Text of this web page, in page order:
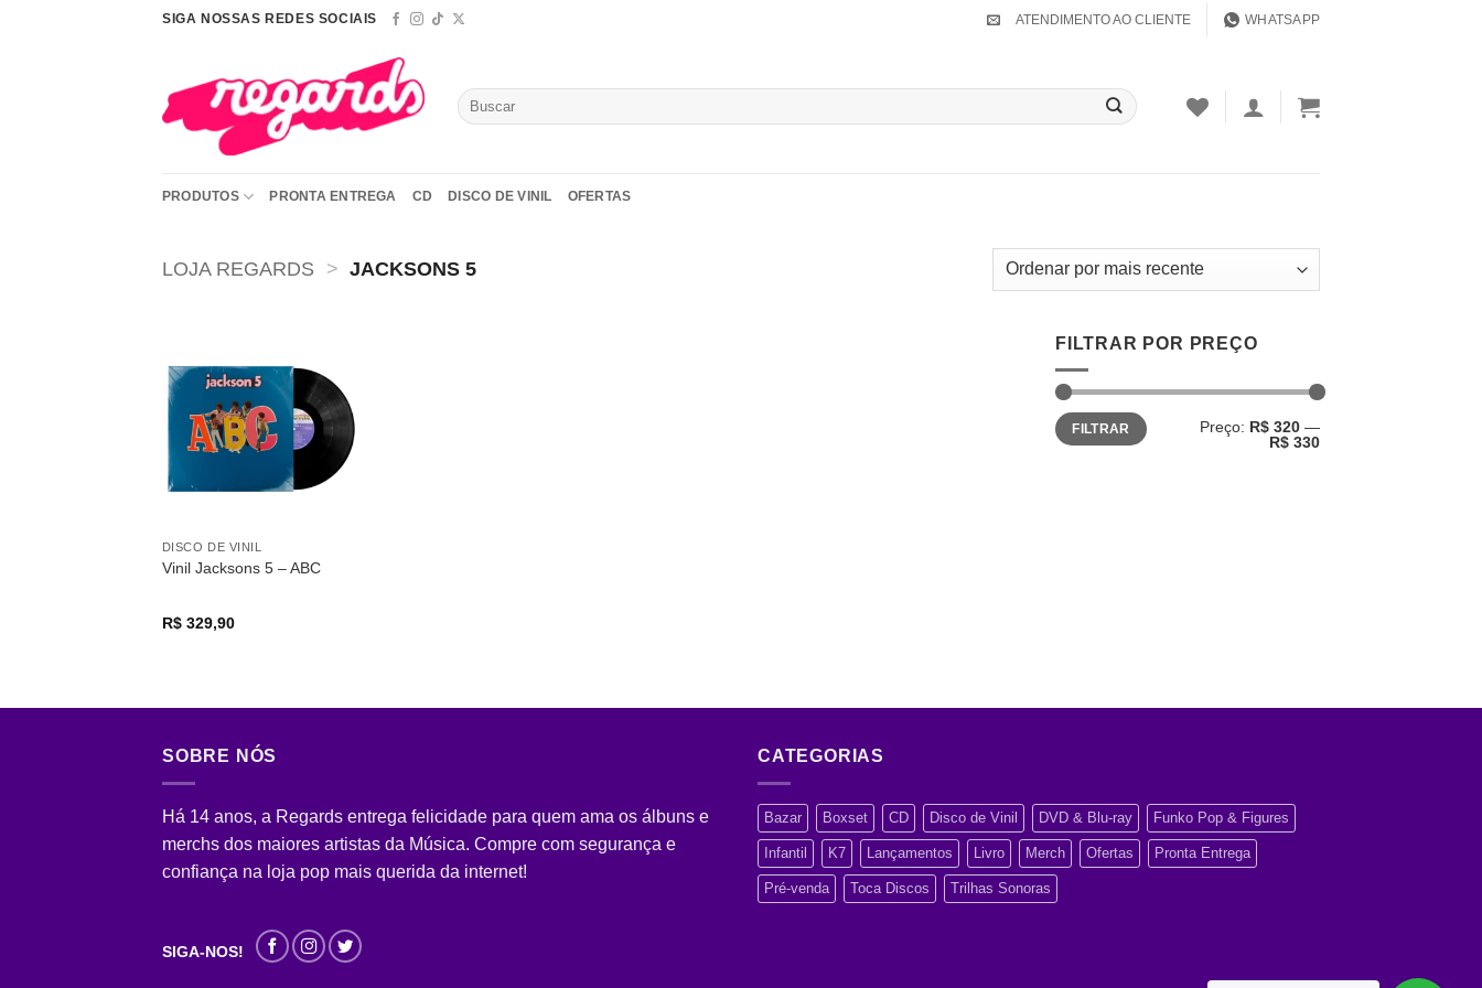
SIGA NOSSAS REDES SOCIAIS ATENDIMENTO AO CLIENTE WHATSAPP
Pesquisar
por:
PRODUTOS PRONTA ENTREGA CD DISCO DE VINIL OFERTAS
LOJA REGARDS > JACKSONS 5
Adicionar
a lista de
desejos
DISCO DE VINIL
Vinil Jacksons 5 – ABC
R$329,90
FILTRAR POR PREÇO
Preço
mínimo
Preço
máximo
FILTRAR Preço: R$ 320 —
R$ 330
SOBRE NÓS
Há 14 anos, a Regards entrega felicidade para quem ama os álbuns e
merchs dos maiores artistas da Música. Compre com segurança e
confiança na loja pop mais querida da internet!
SIGA-NOS!
CATEGORIAS
Bazar Boxset CD Disco de Vinil DVD & Blu-ray Funko Pop & Figures
Infantil K7 Lançamentos Livro Merch Ofertas Pronta Entrega
Pré-venda Toca Discos Trilhas Sonoras